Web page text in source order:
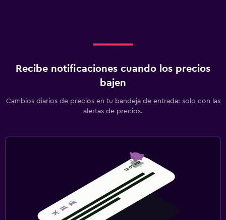
Recibe notificaciones cuando los precios
bajen
Cambios diarios de precios en tu bandeja de entrada: solo con las
alertas de precios.